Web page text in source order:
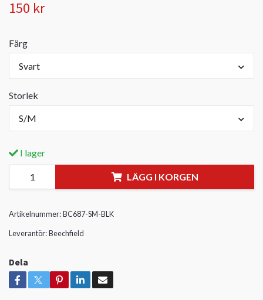
150 kr
Färg
Svart
Storlek
S/M
I lager
LÄGG I KORGEN
Artikelnummer:BC687-SM-BLK
Leverantör:Beechfield
Dela